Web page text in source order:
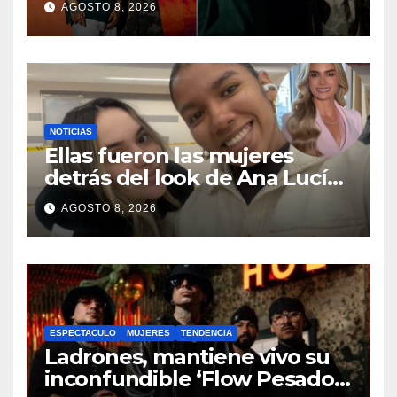
SOG
AGOSTO 8, 2026
NOTICIAS
Ellas fueron las mujeres
detrás del look de Ana Lucía
Pineda en la posesión
presidencial
AGOSTO 8, 2026
ESPECTACULO MUJERES TENDENCIA
Ladrones, mantiene vivo su
inconfundible ‘Flow Pesado’